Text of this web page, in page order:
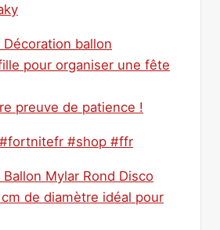
ballon
pour organiser une fête
preuve de patience !
#shop #ffr
Mylar Rond Disco
de diamètre idéal pour